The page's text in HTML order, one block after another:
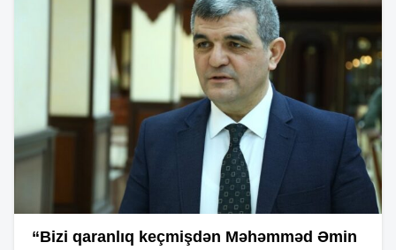
“Bizi qaranlıq keçmişdən Məhəmməd Əmin